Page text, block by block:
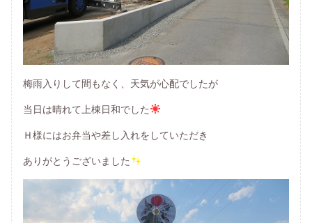
梅雨入りして間もなく、天気が心配でしたが
当日は晴れて上棟日和でした
Ｈ様にはお弁当や差し入れをしていただき
ありがとうございました